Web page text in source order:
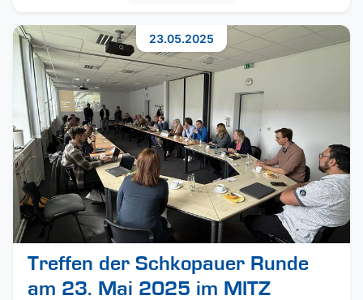
Treffen der Schkopauer Runde
am 23. Mai 2025 im MITZ
23.05.2025